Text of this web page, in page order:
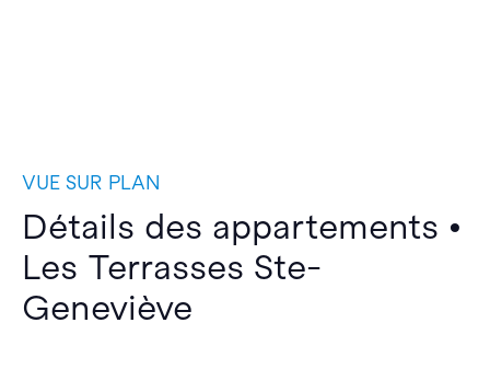
VUE SUR PLAN
Détails des appartements •
Les Terrasses Ste-
Geneviève